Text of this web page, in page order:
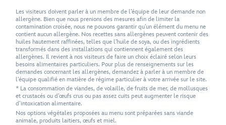
Les visiteurs doivent parler à un membre de l’équipe de leur demande non
allergène. Bien que nous prenions des mesures afin de limiter la
contamination croisée, nous ne pouvons garantir qu’un élément du menu ne
contient aucun allergène. Nos recettes sans allergènes peuvent contenir des
huiles hautement raffinées, telles que l'huile de soya, ou des ingrédients
transformés dans des installations qui contiennent également des
allergènes. Il revient à nos visiteurs de faire un choix éclairé selon leurs
besoins alimentaires particuliers. Pour plus de renseignements sur les
demandes concernant les allergènes, demandez à parler à un membre de
l’équipe qualifié en matière de régime particulier à votre arrivée sur le site.
* La consommation de viandes, de volaille, de fruits de mer, de mollusques
et crustacés ou d’œufs crus ou pas assez cuits peut augmenter le risque
d’intoxication alimentaire.
Nos options végétales proposées au menu sont préparées sans viande
animale, produits laitiers, œufs et miel.